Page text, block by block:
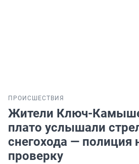
ПРОИСШЕСТВИЯ
Жители Ключ-
плато услышали
снегохода — полиция
проверку